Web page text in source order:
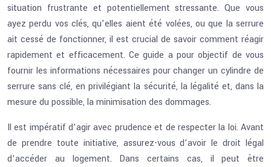
situation frustrante et potentiellement stressante. Que vous
ayez perdu vos clés, qu’elles aient été volées, ou que la serrure
ait cessé de fonctionner, il est crucial de savoir comment réagir
rapidement et efficacement. Ce guide a pour objectif de vous
fournir les informations nécessaires pour changer un cylindre de
serrure sans clé, en privilégiant la sécurité, la légalité et, dans la
mesure du possible, la minimisation des dommages.
Il est impératif d’agir avec prudence et de respecter la loi. Avant
de prendre toute initiative, assurez-vous d’avoir le droit légal
d’accéder au logement. Dans certains cas, il peut être